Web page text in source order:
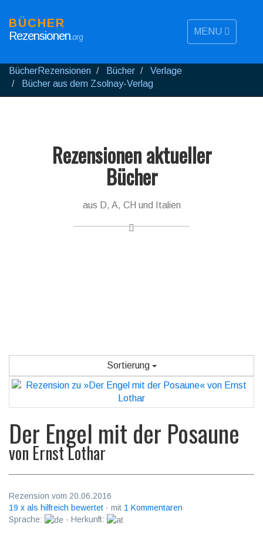
MENU
BÜCHER
Rezensionen.org
BücherRezensionen Bücher
Verlage
Bücher aus dem Zsolnay-Verlag
Rezensionen aktueller
Bücher
aus D, A, CH und Italien
Sortierung
Der Engel mit der Posaune
von Ernst Lothar
Rezension vom 20.06.2016
19 x als hilfreich bewertet · mit 1 Kommentaren
Sprache:
· Herkunft: